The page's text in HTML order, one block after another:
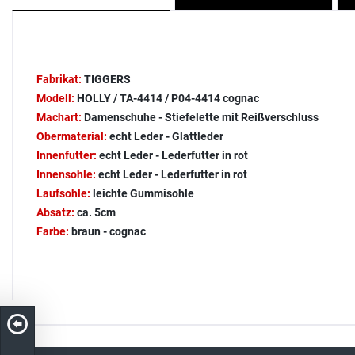
Fabrikat: TIGGERS
Modell: HOLLY / TA-4414 / P04-4414 cognac
Machart: Damenschuhe - Stiefelette mit Reißverschluss
Obermaterial: echt Leder - Glattleder
Innenfutter: echt Leder - Lederfutter in rot
Innensohle: echt Leder - Lederfutter in rot
Laufsohle: leichte Gummisohle
Absatz: ca. 5cm
Farbe: braun - cognac